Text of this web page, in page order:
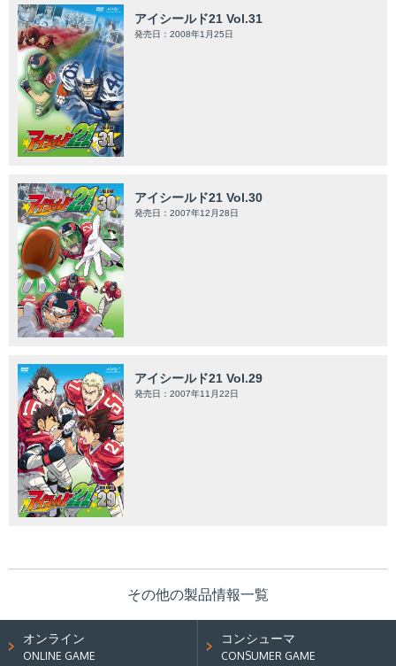
アイシールド21 Vol.31
発売日：2008年1月25日
アイシールド21 Vol.30
発売日：2007年12月28日
アイシールド21 Vol.29
発売日：2007年11月22日
その他の製品情報一覧
オンライン
ONLINE GAME
コンシューマ
CONSUMER GAME